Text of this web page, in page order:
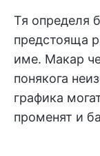
Тя определя
предстояща
име. Макар
понякога
графика
променят и